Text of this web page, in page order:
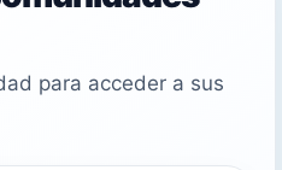
para acceder a sus